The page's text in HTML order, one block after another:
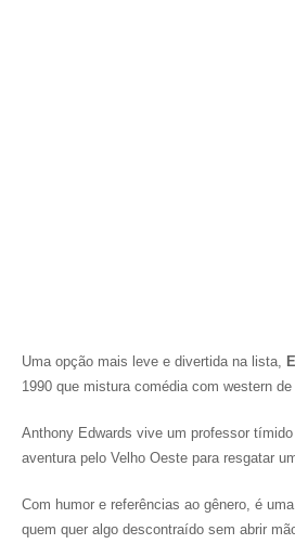
Uma opção mais leve e divertida na lista,
1990 que mistura comédia com western
Anthony Edwards vive um professor
aventura pelo Velho Oeste para resgatar
Com humor e referências ao gênero, é
quem quer algo descontraído sem abrir